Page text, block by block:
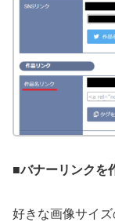
■バナーリンクを
好きな画像サイ